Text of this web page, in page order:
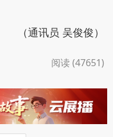
（通讯员 吴俊俊）
阅读 (47651)